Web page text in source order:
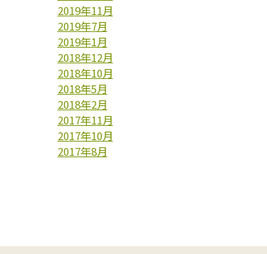
2019年11月
2019年7月
2019年1月
2018年12月
2018年10月
2018年5月
2018年2月
2017年11月
2017年10月
2017年8月